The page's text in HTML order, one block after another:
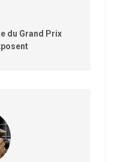
du Grand Prix